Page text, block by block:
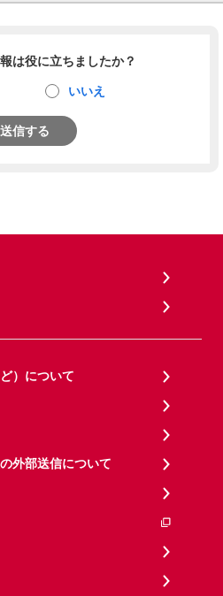
は役に立ちましたか？
いいえ
送信する
）について
外部送信について